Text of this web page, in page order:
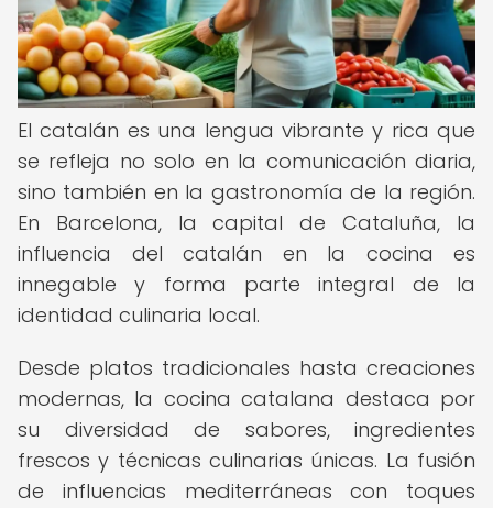
El catalán es una lengua vibrante y rica que
se refleja no solo en la comunicación diaria,
sino también en la gastronomía de la región.
En Barcelona, la capital de Cataluña, la
influencia del catalán en la cocina es
innegable y forma parte integral de la
identidad culinaria local.
Desde platos tradicionales hasta creaciones
modernas, la cocina catalana destaca por
su diversidad de sabores, ingredientes
frescos y técnicas culinarias únicas. La fusión
de influencias mediterráneas con toques